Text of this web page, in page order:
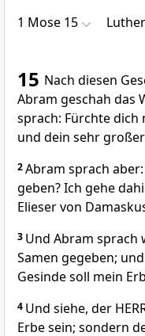
1 Mose 15
15 Nach diesen
Abram geschah das
sprach: Fürchte dich
und dein sehr
2Abram sprach aber:
geben? Ich gehe
Elieser von
3 Und Abram sprach
Samen gegeben;
Gesinde soll mein
4 Und siehe, der
Erbe sein; sondern